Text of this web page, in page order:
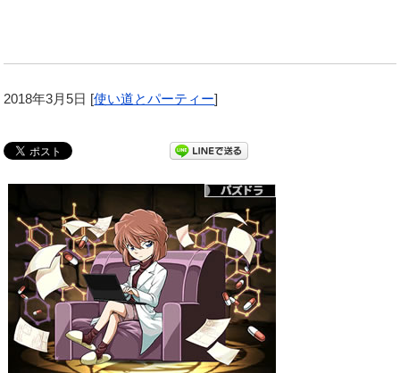
2018年3月5日 [使い道とパーティー]